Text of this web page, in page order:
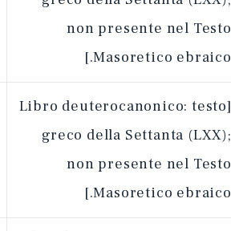
non presente nel Testo
Masoretico ebraico.]
[Libro deuterocanonico: testo
greco della Settanta (LXX);
non presente nel Testo
Masoretico ebraico.]